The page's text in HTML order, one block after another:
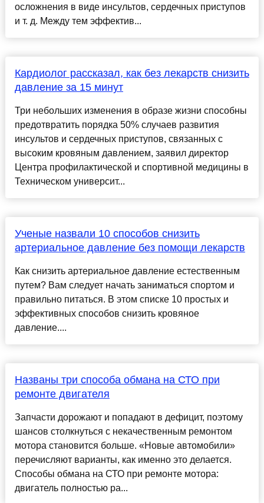
осложнения в виде инсультов, сердечных приступов
и т. д. Между тем эффектив...
Кардиолог рассказал, как без лекарств снизить
давление за 15 минут
Три небольших изменения в образе жизни способны
предотвратить порядка 50% случаев развития
инсультов и сердечных приступов, связанных с
высоким кровяным давлением, заявил директор
Центра профилактической и спортивной медицины в
Техническом университ...
Ученые назвали 10 способов снизить
артериальное давление без помощи лекарств
Как снизить артериальное давление естественным
путем? Вам следует начать заниматься спортом и
правильно питаться. В этом списке 10 простых и
эффективных способов снизить кровяное
давление....
Названы три способа обмана на СТО при
ремонте двигателя
Запчасти дорожают и попадают в дефицит, поэтому
шансов столкнуться с некачественным ремонтом
мотора становится больше. «Новые автомобили»
перечисляют варианты, как именно это делается.
Способы обмана на СТО при ремонте мотора:
двигатель полностью ра...